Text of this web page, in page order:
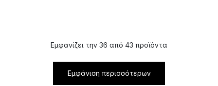
Εμφανίζει την 36 από 43 προϊόντα
Εμφάνιση περισσότερων